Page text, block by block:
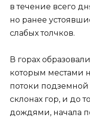
в течение всего
но ранее
слабых толчков.
В горах
которым местами
потоки подземной
склонах гор, и до
дождями, начала